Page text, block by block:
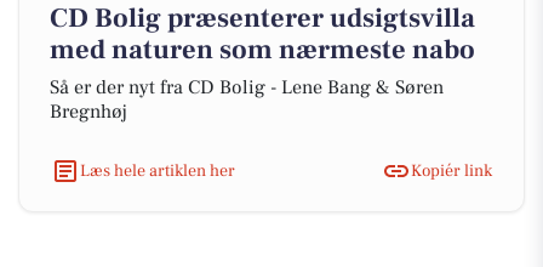
CD Bolig præsenterer udsigtsvilla
med naturen som nærmeste nabo
Så er der nyt fra CD Bolig - Lene Bang & Søren
Bregnhøj
Læs hele artiklen her Kopiér link